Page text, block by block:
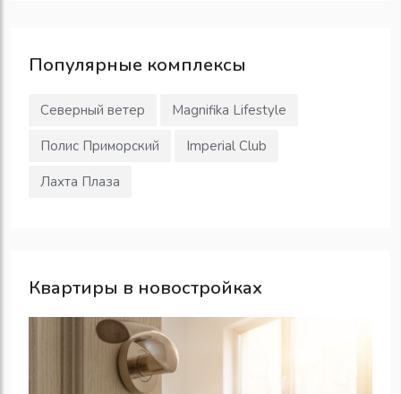
Популярные комплексы
Северный ветер
Magnifika Lifestyle
Полис Приморский
Imperial Club
Лахта Плаза
Квартиры в новостройках